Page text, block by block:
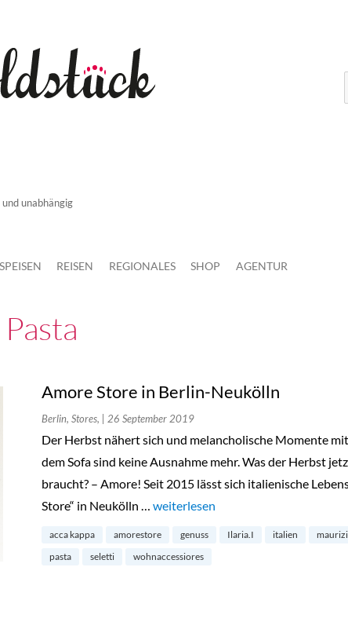
unabhängig
SPEISEN REISEN REGIONALES SHOP AGENTUR
Pasta
Amore Store in Berlin-Neukölln
Berlin, Stores, | 26 September 2019
Der Herbst nähert sich und melancholische Momente
dem Sofa sind keine Ausnahme mehr. Was der Herbst
braucht? – Amore! Seit 2015 lässt sich italienische
Store“ in Neukölln … „Amore Store in Berlin-Neukölln“
weiterlesen
acca kappa amorestore genuss Ilaria.I italien
pasta
seletti wohnaccessiores